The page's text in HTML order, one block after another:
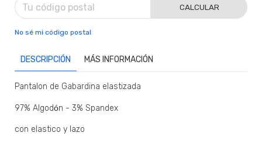
CALCULAR
No sé mi código postal
DESCRIPCIÓN MÁS INFORMACIÓN
Pantalon de Gabardina elastizada
97% Algodón - 3% Spandex
con elastico y lazo